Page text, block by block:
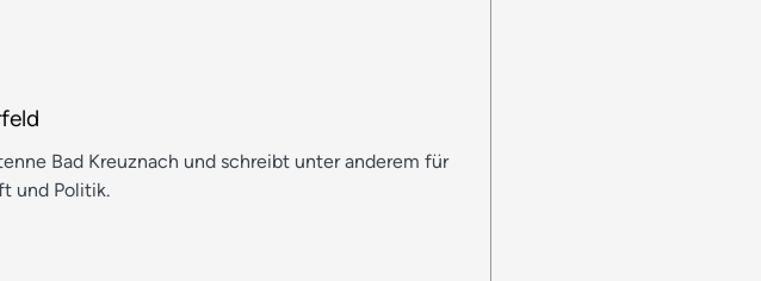
Bad Kreuznach und schreibt unter anderem für
und Politik.